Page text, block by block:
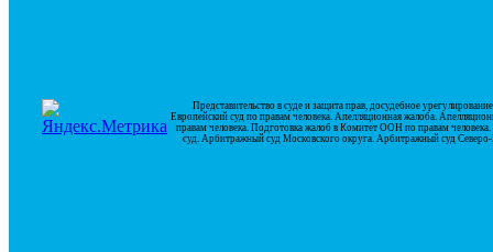
Представительство в суде и защита прав, досудебное
Европейский суд по правам человека. Апелляционная жалоба.
правам человека. Подготовка жалоб в Комитет ООН по правам
суд. Арбитражный суд Московского округа. Арбитражный суд